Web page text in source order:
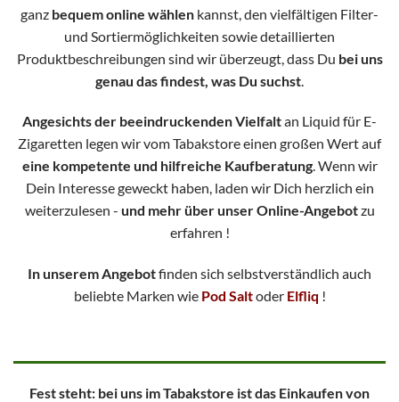
ganz bequem online wählen kannst, den vielfältigen Filter-
und Sortiermöglichkeiten sowie detaillierten
Produktbeschreibungen sind wir überzeugt, dass Du bei uns
genau das findest, was Du suchst
Angesichts der beeindruckenden Vielfaltan Liquid für E-
Zigaretten legen wir vom Tabakstore einen großen Wert auf
eine kompetente und hilfreiche Kaufberatung. Wenn wir
Dein Interesse geweckt haben, laden wir Dich herzlich ein
weiterzulesen - und mehr über unser Online-Angebotzu
erfahren !
In unserem Angebotfinden sich selbstverständlich auch
beliebte Marken wie Pod Saltoder Elfliq !
Fest steht: bei uns im Tabakstore ist das Einkaufen von